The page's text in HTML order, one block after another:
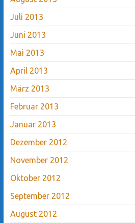
Juli 2013
Juni 2013
Mai 2013
April 2013
März 2013
Februar 2013
Januar 2013
Dezember 2012
November 2012
Oktober 2012
September 2012
August 2012